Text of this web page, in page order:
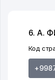
6. А.
Код